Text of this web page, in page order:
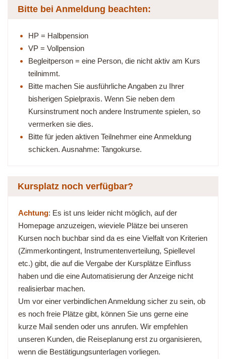
Bitte bei Anmeldung beachten:
HP = Halbpension
VP = Vollpension
Begleitperson = eine Person, die nicht aktiv am Kurs
teilnimmt.
Bitte machen Sie ausführliche Angaben zu Ihrer
bisherigen Spielpraxis. Wenn Sie neben dem
Kursinstrument noch andere Instrumente spielen, so
vermerken sie dies.
Bitte für jeden aktiven Teilnehmer eine Anmeldung
schicken. Ausnahme: Tangokurse.
Kursplatz noch verfügbar?
Achtung: Es ist uns leider nicht möglich, auf der
Homepage anzuzeigen, wieviele Plätze bei unseren
Kursen noch buchbar sind da es eine Vielfalt von Kriterien
(Zimmerkontingent, Instrumentenverteilung, Spiellevel
etc.) gibt, die auf die Vergabe der Kursplätze Einfluss
haben und die eine Automatisierung der Anzeige nicht
realisierbar machen.
Um vor einer verbindlichen Anmeldung sicher zu sein, ob
es noch freie Plätze gibt, können Sie uns gerne eine
kurze Mail senden oder uns anrufen. Wir empfehlen
unseren Kunden, die Reiseplanung erst zu organisieren,
wenn die Bestätigungsunterlagen vorliegen.